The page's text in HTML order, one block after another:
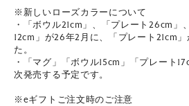
※新しいローズカラーについて
・「ボウル21cm」、「プレート26cm」
12cm」が26年2月に、「プレート21cm
た。
・「マグ」「ボウル15cm」「プレート
次発売する予定です。
※eギフトご注文時のご注意